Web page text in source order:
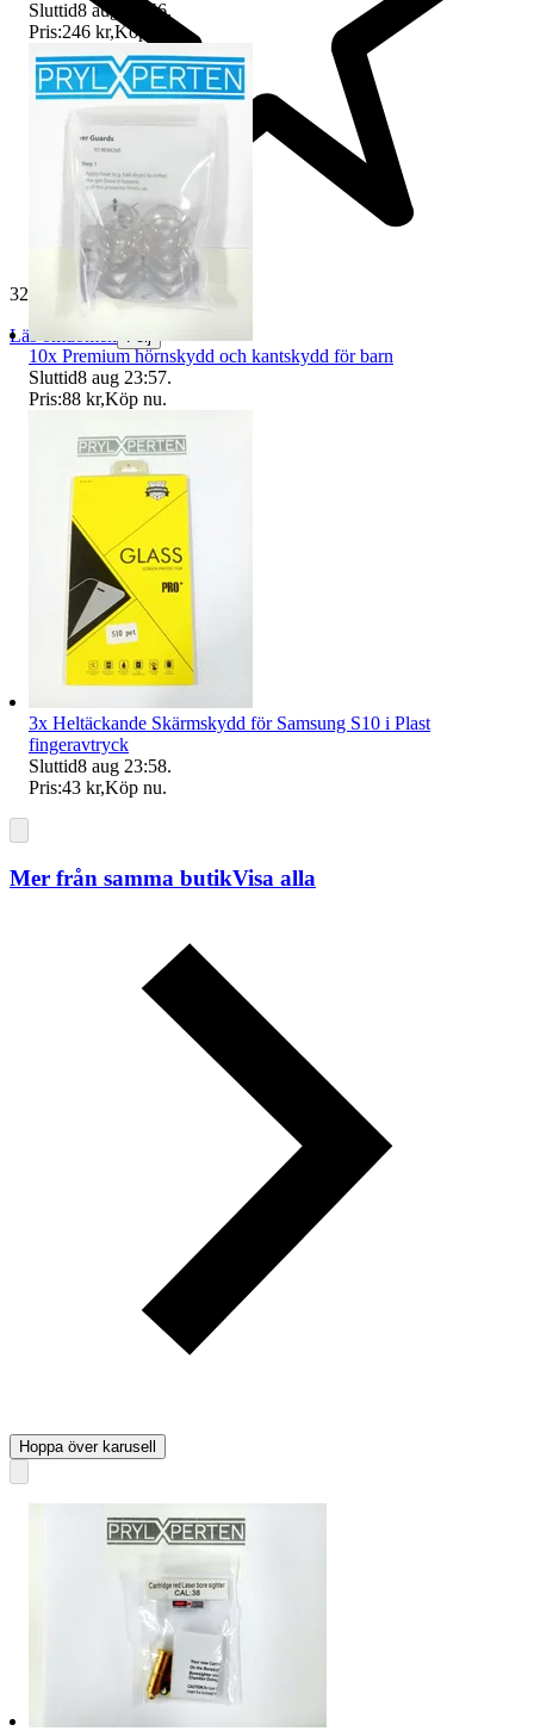
32 504 omdömen
Läs omdömen Följ
Sluttid8 aug 23:56.
Pris:246 kr,Köp nu
10x Premium hörnskydd och kantskydd för barn
Sluttid8 aug 23:57.
Pris:88 kr,Köp nu.
3x Heltäckande Skärmskydd för Samsung S10 i Plast
fingeravtryck
Sluttid8 aug 23:58.
Pris:43 kr,Köp nu.
Mer från samma butikVisa alla
Hoppa över karusell